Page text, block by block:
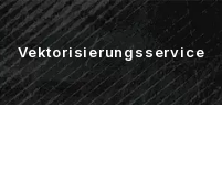
Vektorisierungsservice